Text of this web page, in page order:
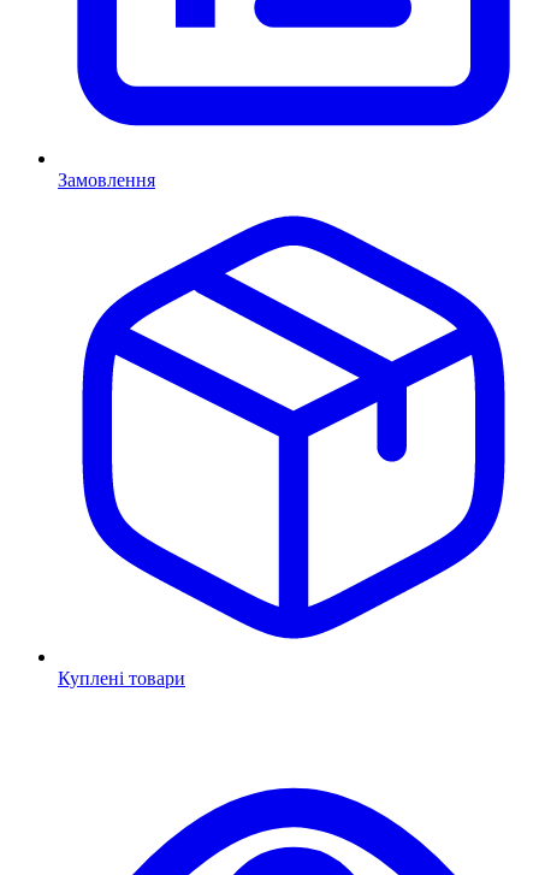
Замовлення
Куплені товари